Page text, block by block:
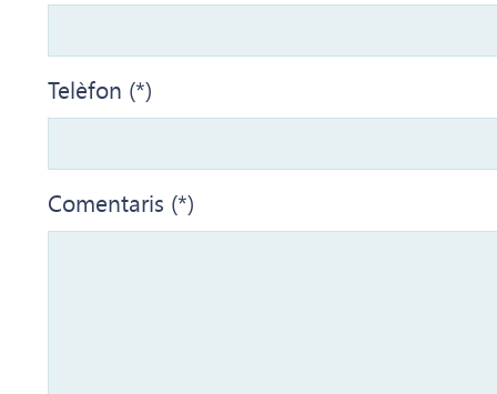
Telèfon (*)
Comentaris (*)